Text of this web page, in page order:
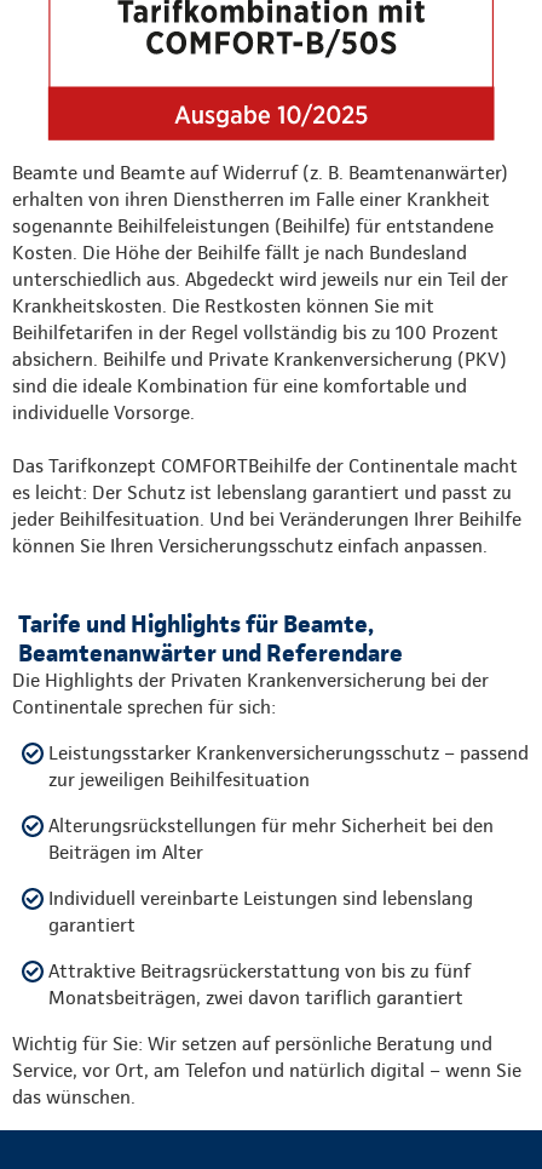
Beamte und Beamte auf Widerruf (z. B. Beamtenanwärter)
erhalten von ihren Dienstherren im Falle einer Krankheit
sogenannte Beihilfeleistungen (Beihilfe) für entstandene
Kosten. Die Höhe der Beihilfe fällt je nach Bundesland
unterschiedlich aus. Abgedeckt wird jeweils nur ein Teil der
Krankheitskosten. Die Restkosten können Sie mit
Beihilfetarifen in der Regel vollständig bis zu 100 Prozent
absichern. Beihilfe und Private Krankenversicherung (PKV)
sind die ideale Kombination für eine komfortable und
individuelle Vorsorge.
Das Tarifkonzept COMFORTBeihilfe der Continentale macht
es leicht: Der Schutz ist lebenslang garantiert und passt zu
jeder Beihilfesituation. Und bei Veränderungen Ihrer Beihilfe
können Sie Ihren Versicherungsschutz einfach anpassen.
Tarife und Highlights für Beamte,
Beamtenanwärter und Referendare
Die Highlights der Privaten Krankenversicherung bei der
Continentale sprechen für sich:
Leistungsstarker Krankenversicherungsschutz – passend
zur jeweiligen Beihilfesituation
Alterungsrückstellungen für mehr Sicherheit bei den
Beiträgen im Alter
Individuell vereinbarte Leistungen sind lebenslang
garantiert
Attraktive Beitragsrückerstattung von bis zu fünf
Monatsbeiträgen, zwei davon tariflich garantiert
Wichtig für Sie: Wir setzen auf persönliche Beratung und
Service, vor Ort, am Telefon und natürlich digital – wenn Sie
das wünschen.